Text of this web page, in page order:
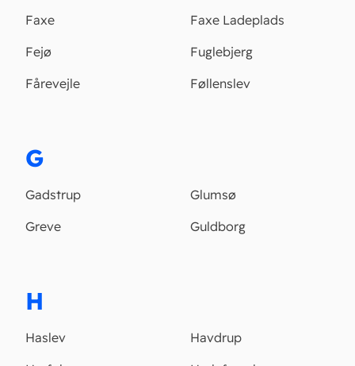
Faxe
Faxe Ladeplads
Fejø
Fuglebjerg
Fårevejle
Føllenslev
G
Gadstrup
Glumsø
Greve
Guldborg
H
Haslev
Havdrup